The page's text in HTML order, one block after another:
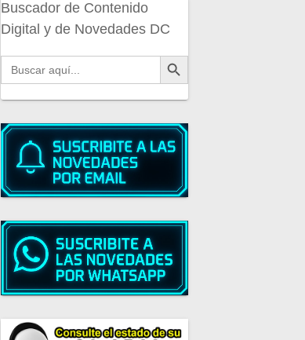
Buscador de Contenido
Digital y de Novedades DC
Buscar: Botón de búsqueda